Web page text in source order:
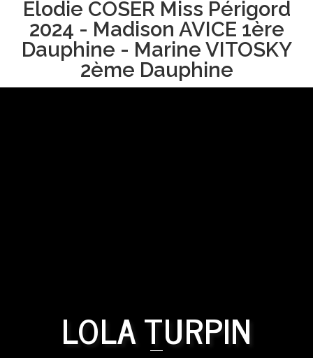
Elodie COSER Miss Périgord
2024 - Madison AVICE 1ère
Dauphine - Marine VITOSKY
2ème Dauphine
LOLA TURPIN